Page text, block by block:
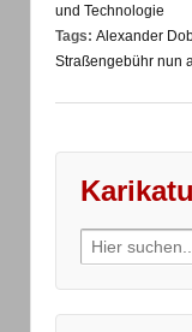
und Technologie
Tags: Alexander
Straßengebühr nun
Search
for: